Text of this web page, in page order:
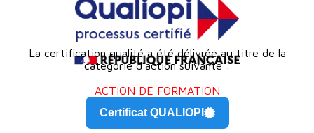
La certification qualité a été délivrée au titre de la
catégorie d’action suivante :
ACTION DE FORMATION
Certificat QUALIOPI